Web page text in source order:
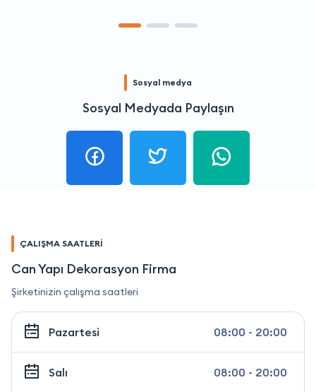
Sosyal medya
Sosyal Medyada Paylaşın
ÇALIŞMA SAATLERİ
Can Yapı Dekorasyon Firma
Şirketinizin çalışma saatleri
Pazartesi 08:00 - 20:00
Salı 08:00 - 20:00